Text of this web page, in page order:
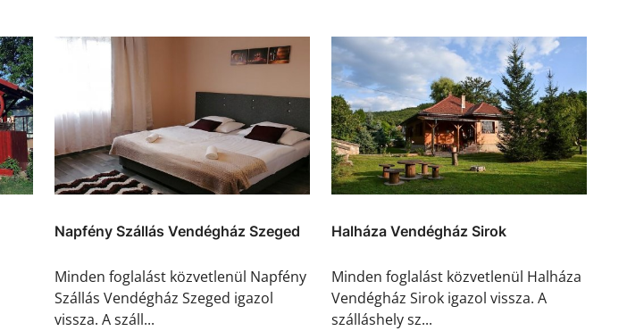
Napfény Szállás Vendégház Szeged
Minden foglalást közvetlenül Napfény
Szállás Vendégház Szeged igazol
vissza. A száll...
Halháza Vendégház Sirok
Minden foglalást közvetlenül Halháza
Vendégház Sirok igazol vissza. A
szálláshely sz...